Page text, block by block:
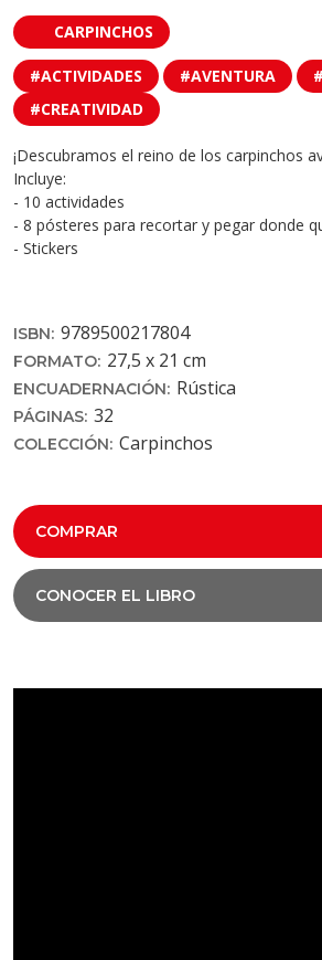
CARPINCHOS
#ACTIVIDADES #AVENTURA
#CREATIVIDAD
¡Descubramos el reino de los carpinchos
Incluye:
- 10 actividades
- 8 pósteres para recortar y pegar donde
- Stickers
ISBN: 9789500217804
FORMATO: 27,5 x 21 cm
ENCUADERNACIÓN: Rústica
PÁGINAS: 32
COLECCIÓN: Carpinchos
COMPRAR
CONOCER EL LIBRO